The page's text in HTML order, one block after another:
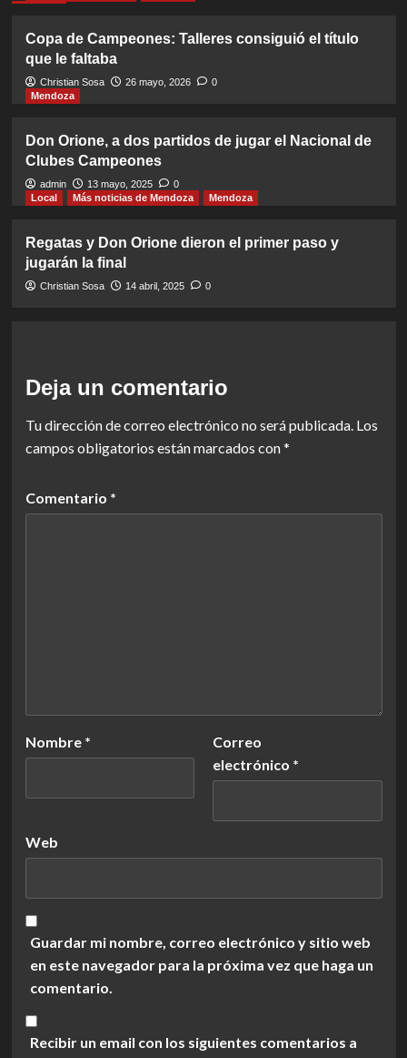
Copa de Campeones: Talleres consiguió el título
que le faltaba
Christian Sosa 26 mayo, 2026
0
Mendoza
Don Orione, a dos partidos de jugar el Nacional de
Clubes Campeones
admin 13 mayo, 2025
0
Local
Más noticias de Mendoza Mendoza
Regatas y Don Orione dieron el primer paso y
jugarán la final
Christian Sosa 14 abril, 2025 0
Deja un comentario
Tu dirección de correo electrónico no será publicada. Los
campos obligatorios están marcados con*
Comentario *
Nombre *
Correo
electrónico *
Web
Guardar mi nombre, correo electrónico y sitio web
en este navegador para la próxima vez que haga un
comentario.
Recibir un email con los siguientes comentarios a